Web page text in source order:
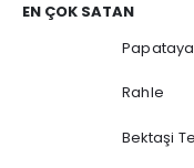
EN ÇOK SATAN
Papataya
Rahle
Bektaşi